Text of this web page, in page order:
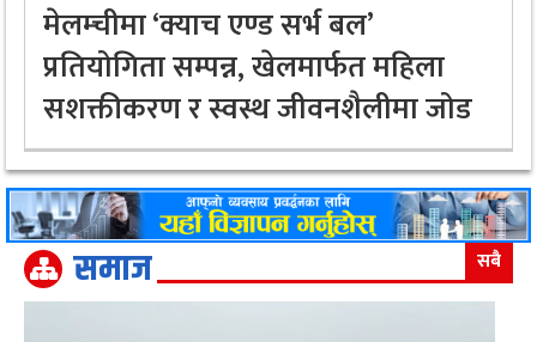
मेलम्चीमा ‘क्याच एण्ड सर्भ बल’
प्रतियोगिता सम्पन्न, खेलमार्फत महिला
सशक्तीकरण र स्वस्थ जीवनशैलीमा जोड
समाज सबै